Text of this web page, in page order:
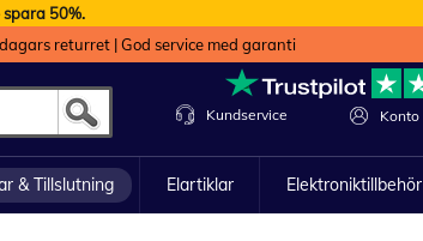
50%.
returret |God service med garanti
Konto
Kundservice
& Tillslutning Elartiklar Elektroniktillbehör